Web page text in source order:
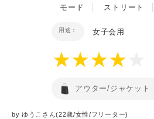
モード ストリート
用途： 女子会用
アウター/ジャケット
byゆうこ さん(22歳/女性/フリーター)